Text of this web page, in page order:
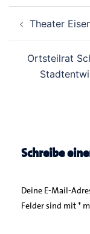
Navigation
Theater
Ortsteilrat
Schreibe
Deine E-Mail-
Felder sind mit*